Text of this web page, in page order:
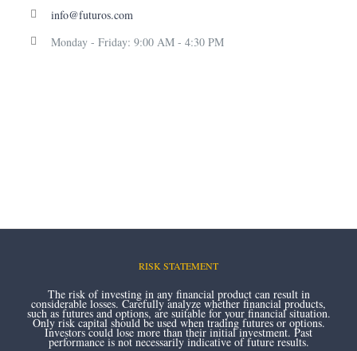
info@futuros.com
Monday - Friday: 9:00 AM - 4:30 PM
RISK STATEMENT
The risk of investing in any financial product can result in
considerable losses. Carefully analyze whether financial products,
such as futures and options, are suitable for your financial situation.
Only risk capital should be used when trading futures or options.
Investors could lose more than their initial investment. Past
performance is not necessarily indicative of future results.